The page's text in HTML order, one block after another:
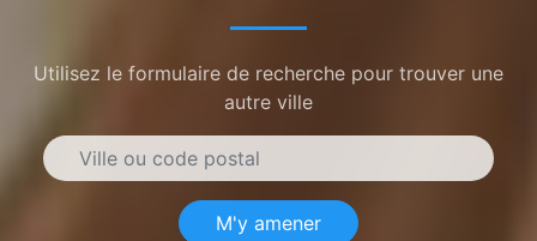
Utilisez le formulaire de recherche pour trouver une
autre ville
M'y amener